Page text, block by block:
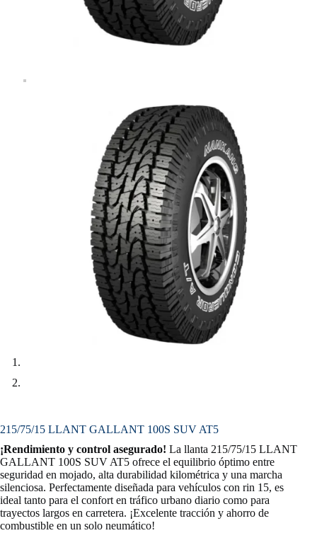
215/75/15 LLANT GALLANT 100S SUV AT5
¡Rendimiento y control asegurado! La llanta 215/75/15 LLANT
GALLANT 100S SUV AT5 ofrece el equilibrio óptimo entre
seguridad en mojado, alta durabilidad kilométrica y una marcha
silenciosa. Perfectamente diseñada para vehículos con rin 15, es
ideal tanto para el confort en tráfico urbano diario como para
trayectos largos en carretera. ¡Excelente tracción y ahorro de
combustible en un solo neumático!